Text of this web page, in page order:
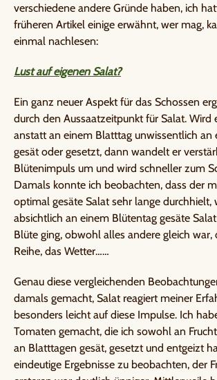
verschiedene andere Gründe haben, ich
früheren Artikel einige erwähnt, wer mag,
einmal nachlesen:
Lust auf eigenen Salat?
Ein ganz neuer Aspekt für das Schossen
durch den Aussaatzeitpunkt für Salat. Wird
anstatt an einem Blatttag unwissentlich an
gesät oder gesetzt, dann wandelt er
Blütenimpuls um und wird schneller zum
Damals konnte ich beobachten, dass der
optimal gesäte Salat sehr lange durchhielt,
absichtlich an einem Blütentag gesäte
Blüte ging, obwohl alles andere gleich war,
Reihe, das Wetter……
Genau diese vergleichenden
damals gemacht, Salat reagiert meiner
besonders leicht auf diese Impulse. Ich
Tomaten gemacht, die ich sowohl an
an Blatttagen gesät, gesetzt und entgeizt
eindeutige Ergebnisse zu beobachten, der